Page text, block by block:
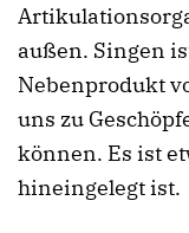
außen. Singen
Nebenprodukt
uns zu
können. Es ist
hineingelegt ist.